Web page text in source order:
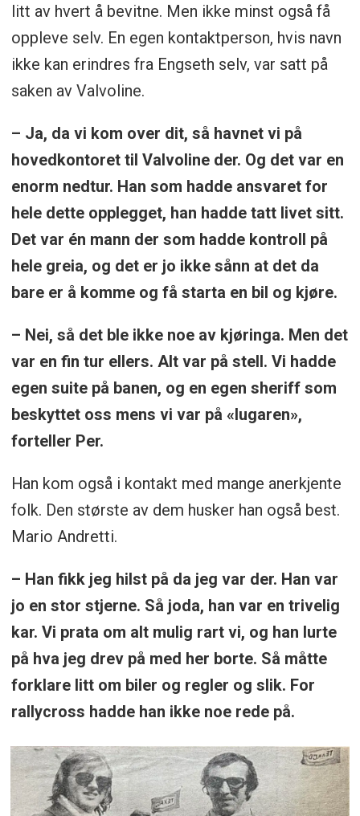
litt av hvert å bevitne. Men ikke minst også få
oppleve selv. En egen kontaktperson, hvis navn
ikke kan erindres fra Engseth selv, var satt på
saken av Valvoline.
– Ja, da vi kom over dit, så havnet vi på
hovedkontoret til Valvoline der. Og det var en
enorm nedtur. Han som hadde ansvaret for
hele dette opplegget, han hadde tatt livet sitt.
Det var én mann der som hadde kontroll på
hele greia, og det er jo ikke sånn at det da
bare er å komme og få starta en bil og kjøre.
– Nei, så det ble ikke noe av kjøringa. Men det
var en fin tur ellers. Alt var på stell. Vi hadde
egen suite på banen, og en egen sheriff som
beskyttet oss mens vi var på «lugaren»,
forteller Per.
Han kom også i kontakt med mange anerkjente
folk. Den største av dem husker han også best.
Mario Andretti.
– Han fikk jeg hilst på da jeg var der. Han var
jo en stor stjerne. Så joda, han var en trivelig
kar. Vi prata om alt mulig rart vi, og han lurte
på hva jeg drev på med her borte. Så måtte
forklare litt om biler og regler og slik. For
rallycross hadde han ikke noe rede på.